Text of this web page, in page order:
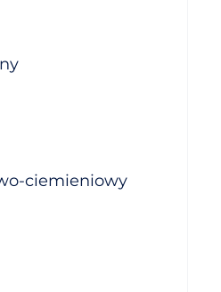
ciemieniowy